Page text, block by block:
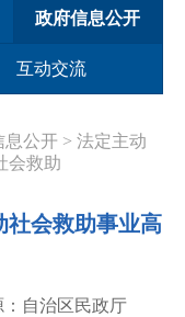
政府信息公开
互动交流
息公开 > 法定主动
会救助
社会救助事业高
：自治区民政厅